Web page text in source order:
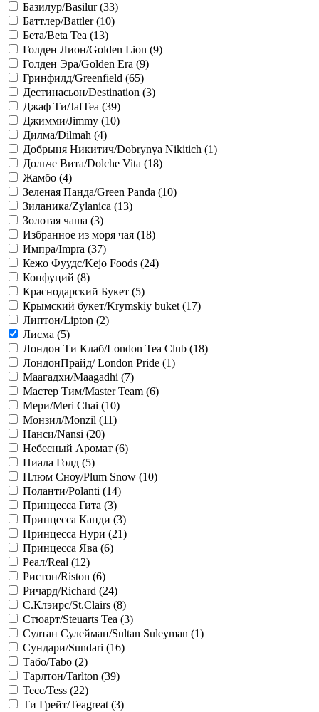
Базилур/Basilur (33)
Баттлер/Battler (10)
Бета/Beta Tea (13)
Голден Лион/Golden Lion (9)
Голден Эра/Golden Era (9)
Гринфилд/Greenfield (65)
Дестинасьон/Destination (3)
Джаф Ти/JafTea (39)
Джимми/Jimmy (10)
Дилма/Dilmah (4)
Добрыня Никитич/Dobrynya Nikitich (1)
Дольче Вита/Dolche Vita (18)
Жамбо (4)
Зеленая Панда/Green Panda (10)
Зиланика/Zylanica (13)
Золотая чаша (3)
Избранное из моря чая (18)
Импра/Impra (37)
Кежо Фуудс/Kejo Foods (24)
Конфуций (8)
Краснодарский Букет (5)
Крымский букет/Krymskiy buket (17)
Липтон/Lipton (2)
Лисма (5)
Лондон Ти Клаб/London Tea Club (18)
ЛондонПрайд/ London Pride (1)
Маагадхи/Maagadhi (7)
Мастер Тим/Master Team (6)
Мери/Meri Chai (10)
Монзил/Monzil (11)
Нанси/Nansi (20)
Небесный Аромат (6)
Пиала Голд (5)
Плюм Сноу/Plum Snow (10)
Поланти/Polanti (14)
Принцесса Гита (3)
Принцесса Канди (3)
Принцесса Нури (21)
Принцесса Ява (6)
Реал/Real (12)
Ристон/Riston (6)
Ричард/Richard (24)
С.Клэирс/St.Сlairs (8)
Стюарт/Steuarts Tea (3)
Султан Сулейман/Sultan Suleyman (1)
Сундари/Sundari (16)
Табо/Tabo (2)
Тарлтон/Tarlton (39)
Тесс/Tess (22)
Ти Грейт/Teagreat (3)